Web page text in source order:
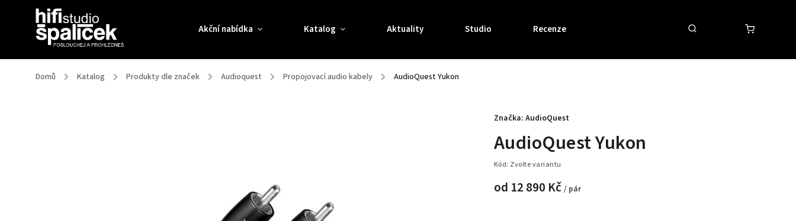
Akční nabídka Katalog Aktuality Studio Recenze Kontakty
Domů / Katalog / Produkty dle značek / Audioquest / Propojovací audio kabely / AudioQuest Yukon
AudioQuest Yukon
Kód: Zvolte variantu
od 12 890 Kč / pár
Značka: AudioQuest